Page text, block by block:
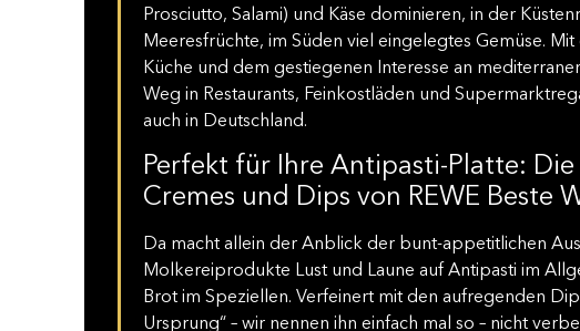
Prosciutto, Salami) und Käse dominieren, in der
Meeresfrüchte, im Süden viel eingelegtes Gemüse.
Küche und dem gestiegenen Interesse an
Weg in Restaurants, Feinkostläden und
auch in Deutschland.
Perfekt für Ihre Antipasti-Platte:
Cremes und Dips von REWE Beste
Da macht allein der Anblick der bunt-appetitlichen
Molkereiprodukte Lust und Laune auf Antipasti im
Brot im Speziellen. Verfeinert mit den aufregenden
Ursprung“ – wir nennen ihn einfach mal so – nicht